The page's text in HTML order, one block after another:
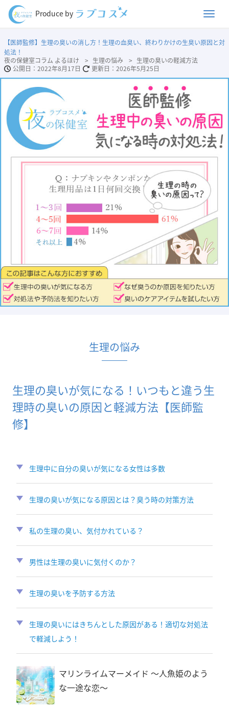
Produce by
【医師監修】生理の臭いの消し方！生理の血臭い、終わりかけの生臭い原因と対
処法！
夜の保健室コラム よるほけ
生理の悩み
生理の臭いの軽減方法
2022年8月17日
2026年5月25日
生理の悩み
生理の臭いが気になる！いつもと違う生
理時の臭いの原因と軽減方法【医師監
修】
生理中に自分の臭いが気になる女性は多数
生理の臭いが気になる原因とは？臭う時の対策方法
私の生理の臭い、気付かれている？
男性は生理の臭いに気付くのか？
生理の臭いを予防する方法
生理の臭いにはきちんとした原因がある！適切な対処法
で軽減しよう！
マリンライムマーメイド 〜人魚姫のよう
な一途な恋〜